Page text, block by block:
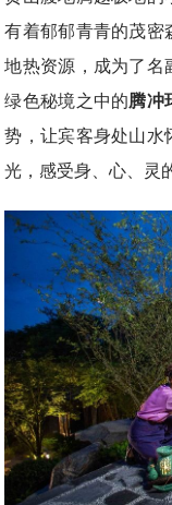
有着郁郁青青的茂密
地热资源，成为了名
绿色秘境之中的腾冲
势，让宾客身处山水
光，感受身、心、灵